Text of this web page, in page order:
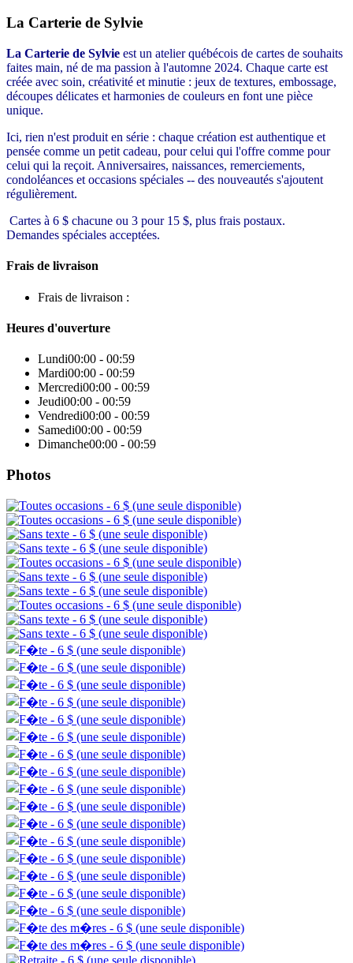
La Carterie de Sylvie
La Carterie de Sylvie est un atelier québécois de cartes de souhaits
faites main, né de ma passion à l'automne 2024. Chaque carte est
créée avec soin, créativité et minutie : jeux de textures, embossage,
découpes délicates et harmonies de couleurs en font une pièce
unique.
Ici, rien n'est produit en série : chaque création est authentique et
pensée comme un petit cadeau, pour celui qui l'offre comme pour
celui qui la reçoit. Anniversaires, naissances, remerciements,
condoléances et occasions spéciales -- des nouveautés s'ajoutent
régulièrement.
Cartes à 6 $ chacune ou 3 pour 15 $, plus frais postaux.
Demandes spéciales acceptées.
Frais de livraison
Frais de livraison :
Heures d'ouverture
Lundi00:00 - 00:59
Mardi00:00 - 00:59
Mercredi00:00 - 00:59
Jeudi00:00 - 00:59
Vendredi00:00 - 00:59
Samedi00:00 - 00:59
Dimanche00:00 - 00:59
Photos